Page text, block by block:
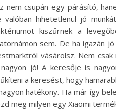
nem csupán egy párásító,
valóban hihetetlenül jó
kiszűrnek a
sem. De ha igazán
vásárolsz. Nem
jó! A keresője is
a keresést, hogy
hatékony. Ha már így
meg milyen egy Xiaomi